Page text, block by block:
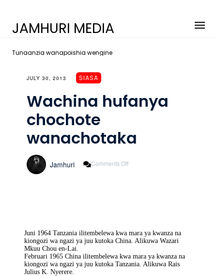
JAMHURI MEDIA
Tunaanzia wanapoishia wengine
JULY 30, 2013 SIASA
Wachina hufanya
chochote
wanachotaka
Jamhuri Comments Off
Juni 1964 Tanzania ilitembelewa kwa mara ya kwanza na
kiongozi wa ngazi ya juu kutoka China. Alikuwa Wazari
Mkuu Chou en-Lai.
Februari 1965 China ilitembelewa kwa mara ya kwanza na
kiongozi wa ngazi ya juu kutoka Tanzania. Alikuwa Rais
Julius K. Nyerere.